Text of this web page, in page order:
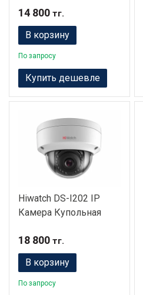
14 800 тг.
В корзину
По запросу
Купить дешевле
Hiwatch DS-I202 IP
Камера Купольная
18 800 тг.
В корзину
По запросу